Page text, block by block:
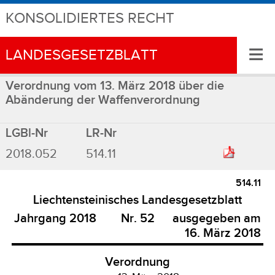
KONSOLIDIERTES RECHT
LANDESGESETZBLATT ≡
Verordnung vom 13. März 2018 über die
Abänderung der Waffenverordnung
LGBl-Nr
LR-Nr
2018.052
514.11